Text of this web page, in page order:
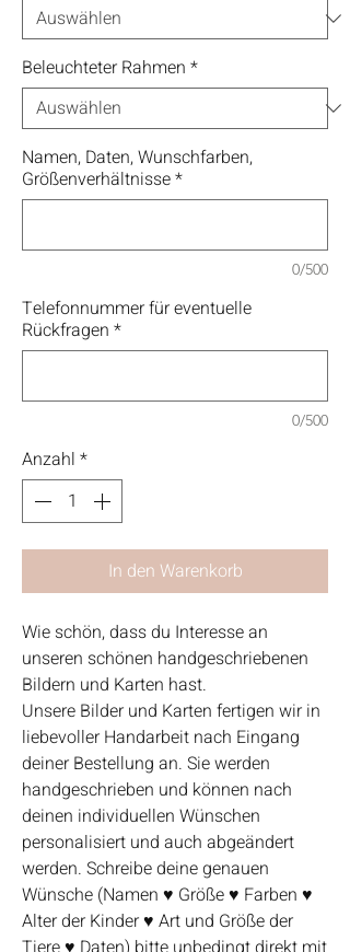
Beleuchteter Rahmen *
Namen, Daten, Wunschfarben,
Größenverhältnisse*
0/500
Telefonnummer für eventuelle
Rückfragen *
0/500
Anzahl *
In den Warenkorb
Wie schön, dass du Interesse an
unseren schönen handgeschriebenen
Bildern und Karten hast.
Unsere Bilder und Karten fertigen wir in
liebevoller Handarbeit nach Eingang
deiner Bestellung an. Sie werden
handgeschrieben und können nach
deinen individuellen Wünschen
personalisiert und auch abgeändert
werden. Schreibe deine genauen
Wünsche (Namen ♥ Größe ♥ Farben ♥
Alter der Kinder ♥ Art und Größe der